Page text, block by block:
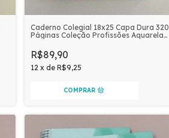
Caderno Colegial 18x25 Capa Dura 320
Páginas Coleção Profissões Aquarela
R$89,90
12 x de R$9,25